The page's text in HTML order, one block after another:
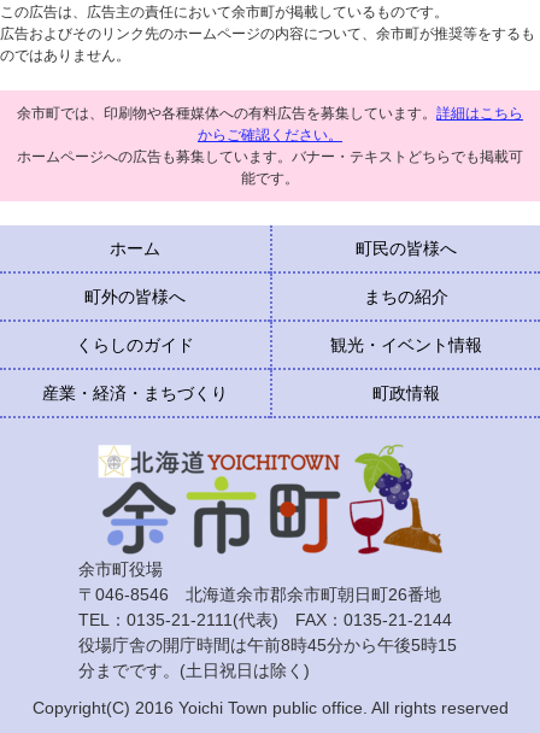
この広告は、広告主の責任において余市町が掲載しているものです。
広告およびそのリンク先のホームページの内容について、余市町が推奨等をするも
のではありません。
余市町では、印刷物や各種媒体への有料広告を募集しています。 詳細はこちら
からご確認ください。
ホームページへの広告も募集しています。バナー・テキストどちらでも掲載可
能です。
ホーム 町民の皆様へ
町外の皆様へ まちの紹介
くらしのガイド 観光・イベント情報
産業・経済・まちづくり 町政情報
余市町役場
〒046-8546 北海道余市郡余市町朝日町26番地
TEL：0135-21-2111(代表) FAX：0135-21-2144
役場庁舎の開庁時間は午前8時45分から午後5時15
分までです。(土日祝日は除く)
Copyright(C) 2016 Yoichi Town public office. All rights reserved